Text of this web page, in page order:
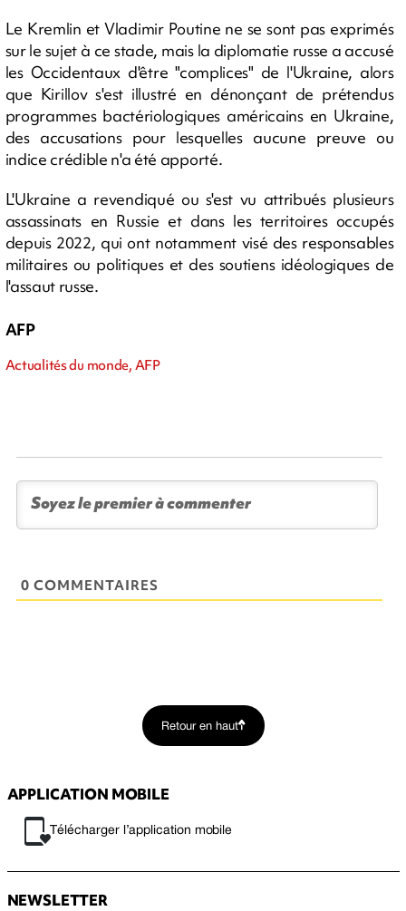
Le Kremlin et Vladimir Poutine ne se sont pas exprimés
sur le sujet à ce stade, mais la diplomatie russe a accusé
les Occidentaux d'être "complices" de l'Ukraine, alors
que Kirillov s'est illustré en dénonçant de prétendus
programmes bactériologiques américains en Ukraine,
des accusations pour lesquelles aucune preuve ou
indice crédible n'a été apporté.
L'Ukraine a revendiqué ou s'est vu attribués plusieurs
assassinats en Russie et dans les territoires occupés
depuis 2022, qui ont notamment visé des responsables
militaires ou politiques et des soutiens idéologiques de
l'assaut russe.
AFP
Actualités du monde, AFP
0 COMMENTAIRES
Retour en haut
APPLICATION MOBILE
Télécharger l’application mobile
NEWSLETTER